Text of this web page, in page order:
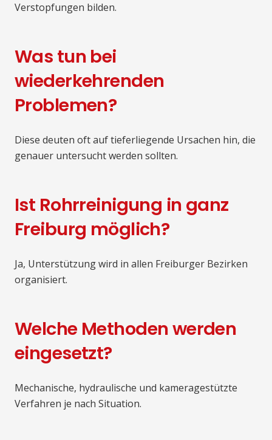
Verstopfungen bilden.
Was tun bei
wiederkehrenden
Problemen?
Diese deuten oft auf tieferliegende Ursachen hin, die
genauer untersucht werden sollten.
Ist Rohrreinigung in ganz
Freiburg möglich?
Ja, Unterstützung wird in allen Freiburger Bezirken
organisiert.
Welche Methoden werden
eingesetzt?
Mechanische, hydraulische und kameragestützte
Verfahren je nach Situation.